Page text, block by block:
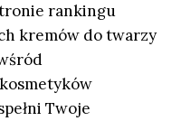
rankingu
kremów do twarzy
Twoje